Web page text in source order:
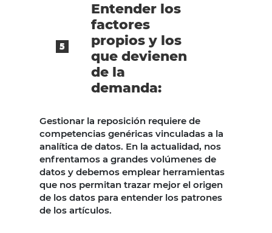
Entender los
factores
propios y los
que devienen
de la
demanda:
Gestionar la reposición requiere de
competencias genéricas vinculadas a la
analítica de datos. En la actualidad, nos
enfrentamos a grandes volúmenes de
datos y debemos emplear herramientas
que nos permitan trazar mejor el origen
de los datos para entender los patrones
de los artículos.